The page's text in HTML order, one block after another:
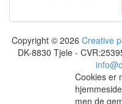
Copyright © 2026 Creative
DK-8830 Tjele -
Cookies er
men de